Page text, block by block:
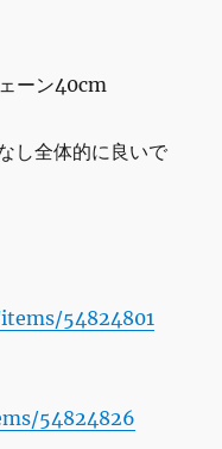
ス
ン
イ
テ
一
点
ーン40cm
し全体的に良いで
54824801
54824826